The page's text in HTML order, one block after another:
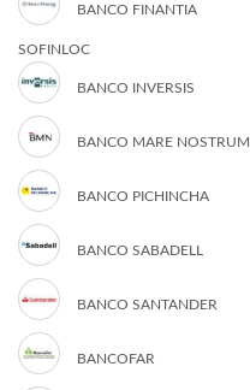
BANCO FINANTIA
SOFINLOC
BANCO INVERSIS
BANCO MARE NOSTRUM
BANCO PICHINCHA
BANCO SABADELL
BANCO SANTANDER
BANCOFAR